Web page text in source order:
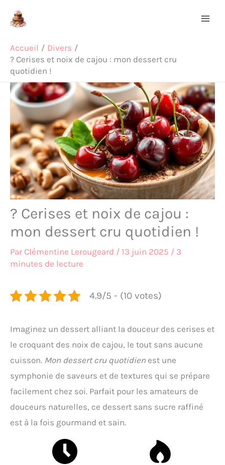
Accueil
Divers
? Cerises et noix de cajou : mon dessert cru
quotidien !
? Cerises et noix de cajou :
mon dessert cru quotidien !
Par Clémentine Lerougeard / 13 juin 2025 / 3
minutes de lecture
4.9/5 - (10 votes)
Imaginez un dessert alliant la douceur des cerises et
le croquant des noix de cajou, le tout sans aucune
cuisson. Mon dessert cru quotidien est une
symphonie de saveurs et de textures qui se prépare
facilement chez soi. Parfait pour les amateurs de
douceurs naturelles, ce dessert sans sucre raffiné
est à la fois gourmand et sain.
Rechercher